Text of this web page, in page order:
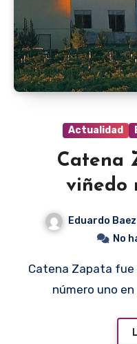
Actualidad
Catena
viñedo
Eduardo
No
Catena Zapata fue votada la bodega y viñedo
número uno en